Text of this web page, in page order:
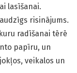
lasīšanai.
risinājums.
radīšanai tērē
papīru, un
veikalos un